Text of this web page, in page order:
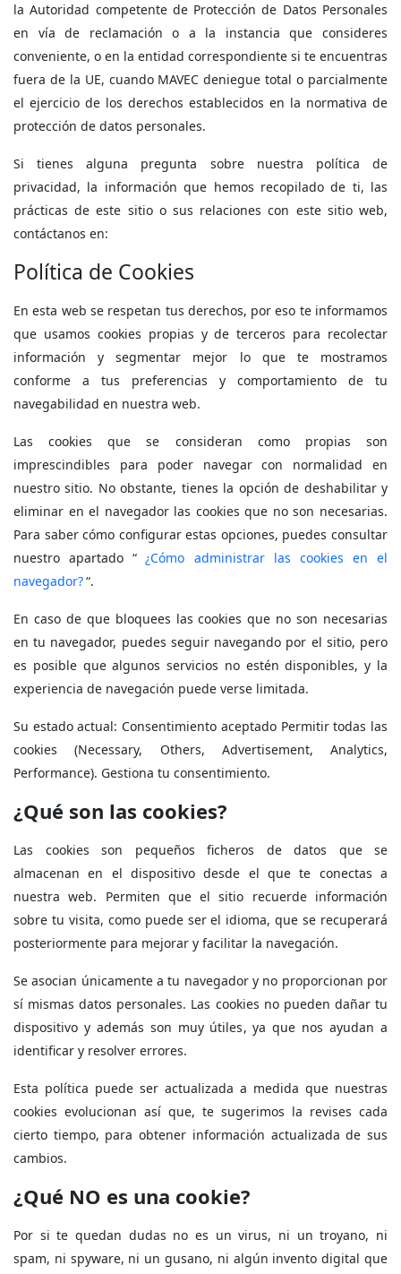
la Autoridad competente de Protección de Datos Personales
en vía de reclamación o a la instancia que consideres
conveniente, o en la entidad correspondiente si te encuentras
fuera de la UE, cuando MAVEC deniegue total o parcialmente
el ejercicio de los derechos establecidos en la normativa de
protección de datos personales.
Si tienes alguna pregunta sobre nuestra política de
privacidad, la información que hemos recopilado de ti, las
prácticas de este sitio o sus relaciones con este sitio web,
contáctanos en:
Política de Cookies
En esta web se respetan tus derechos, por eso te informamos
que usamos cookies propias y de terceros para recolectar
información y segmentar mejor lo que te mostramos
conforme a tus preferencias y comportamiento de tu
navegabilidad en nuestra web.
Las cookies que se consideran como propias son
imprescindibles para poder navegar con normalidad en
nuestro sitio. No obstante, tienes la opción de deshabilitar y
eliminar en el navegador las cookies que no son necesarias.
Para saber cómo configurar estas opciones, puedes consultar
nuestro apartado “ ¿Cómo administrar las cookies en el
navegador?“.
En caso de que bloquees las cookies que no son necesarias
en tu navegador, puedes seguir navegando por el sitio, pero
es posible que algunos servicios no estén disponibles, y la
experiencia de navegación puede verse limitada.
Su estado actual: Consentimiento aceptado Permitir todas las
cookies (Necessary, Others, Advertisement, Analytics,
Performance). Gestiona tu consentimiento.
¿Qué son las cookies?
Las cookies son pequeños ficheros de datos que se
almacenan en el dispositivo desde el que te conectas a
nuestra web. Permiten que el sitio recuerde información
sobre tu visita, como puede ser el idioma, que se recuperará
posteriormente para mejorar y facilitar la navegación.
Se asocian únicamente a tu navegador y no proporcionan por
sí mismas datos personales. Las cookies no pueden dañar tu
dispositivo y además son muy útiles, ya que nos ayudan a
identificar y resolver errores.
Esta política puede ser actualizada a medida que nuestras
cookies evolucionan así que, te sugerimos la revises cada
cierto tiempo, para obtener información actualizada de sus
cambios.
¿Qué NO es una cookie?
Por si te quedan dudas no es un virus, ni un troyano, ni
spam, ni spyware, ni un gusano, ni algún invento digital que